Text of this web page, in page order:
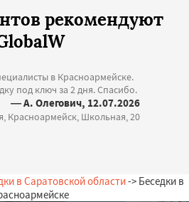
рекомендуют
в Красноармейске.
под ключ за 2 дня. Спасибо.
— А. Олегович, 12.07.2026
Красноармейск, Школьная, 20
в Саратовской области-> Беседки в